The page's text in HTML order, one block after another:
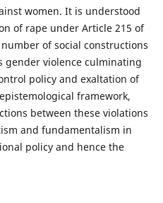
women. It is understood
of rape under Article 215 of
of social constructions
violence culminating
policy and exaltation of
framework,
between these violations
and fundamentalism in
policy and hence the